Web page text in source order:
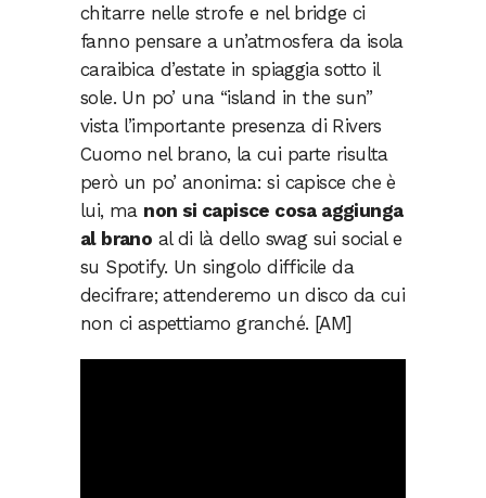
chitarre nelle strofe e nel bridge ci
fanno pensare a un’atmosfera da isola
caraibica d’estate in spiaggia sotto il
sole. Un po’ una “island in the sun”
vista l’importante presenza di Rivers
Cuomo nel brano, la cui parte risulta
però un po’ anonima: si capisce che è
lui, ma non si capisce cosa aggiunga
al brano al di là dello swag sui social e
su Spotify. Un singolo difficile da
decifrare; attenderemo un disco da cui
non ci aspettiamo granché. [AM]